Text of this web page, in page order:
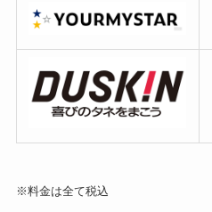
※料金は全て税込